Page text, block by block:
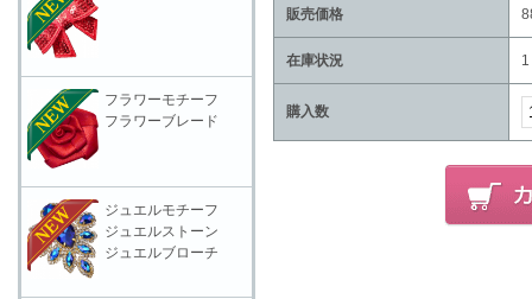
販売価格
在庫状況 1
購入数
フラワーモチーフ
フラワーブレード
ジュエルモチーフ
ジュエルストーン
ジュエルブローチ